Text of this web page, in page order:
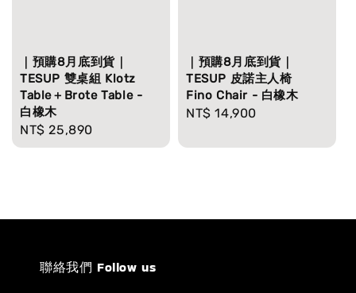
｜預購8月底到貨｜
TESUP 雙桌組 Klotz
Table＋Brote Table -
白橡木
Regular
price
NT$ 25,890
｜預購8月底到貨｜
TESUP 皮諾主人椅
Fino Chair - 白橡木
Regular
NT$ 14,900
聯絡我們 Follow us